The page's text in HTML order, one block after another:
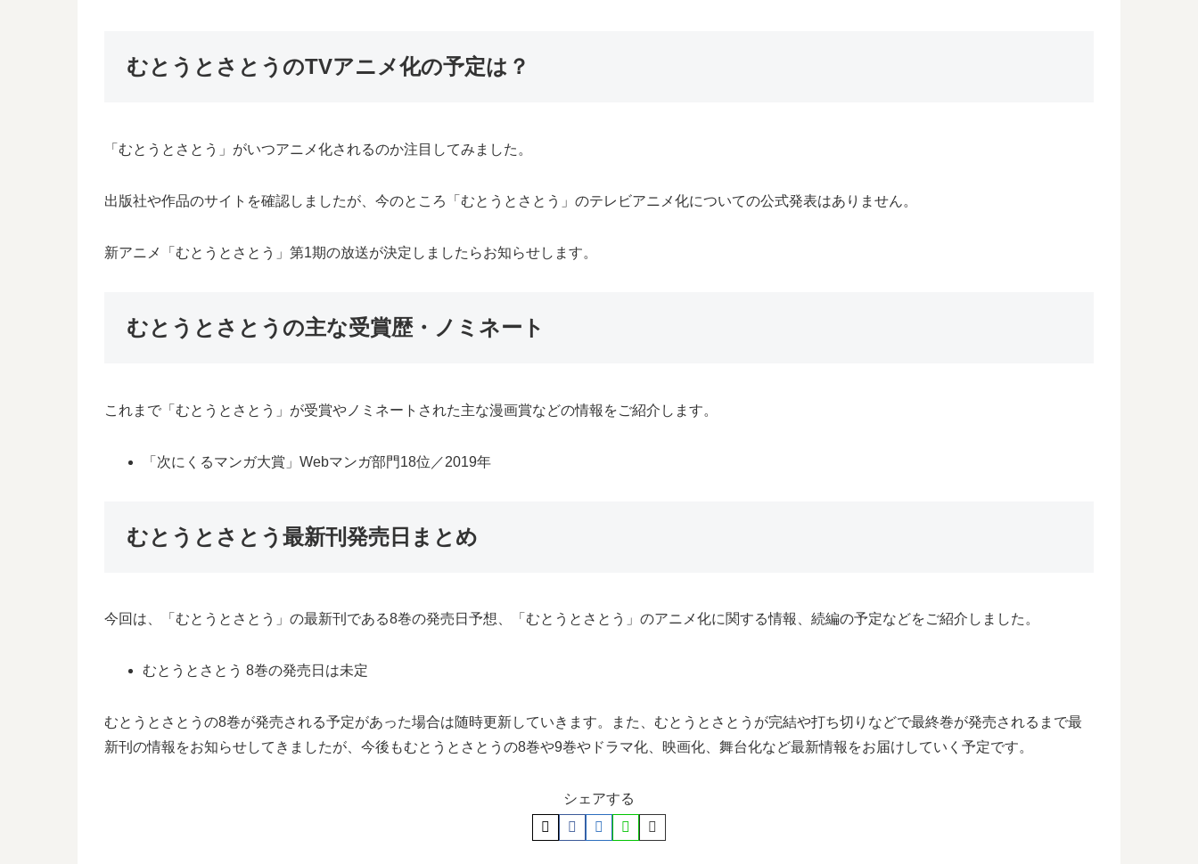
むとうとさとうのTVアニメ化の予定は？
「むとうとさとう」がいつアニメ化されるのか注目してみました。
出版社や作品のサイトを確認しましたが、今のところ「むとうとさとう」のテレビアニメ化についての公式発表はありません。
新アニメ「むとうとさとう」第1期の放送が決定しましたらお知らせします。
むとうとさとうの主な受賞歴・ノミネート
これまで「むとうとさとう」が受賞やノミネートされた主な漫画賞などの情報をご紹介します。
「次にくるマンガ大賞」Webマンガ部門18位／2019年
むとうとさとう最新刊発売日まとめ
今回は、「むとうとさとう」の最新刊である8巻の発売日予想、「むとうとさとう」のアニメ化に関する情報、続編の予定などをご紹介しました。
むとうとさとう 8巻の発売日は未定
むとうとさとうの8巻が発売される予定があった場合は随時更新していきます。また、むとうとさとうが完結や打ち切りなどで最終巻が発売されるまで最
新刊の情報をお知らせしてきましたが、今後もむとうとさとうの8巻や9巻やドラマ化、映画化、舞台化など最新情報をお届けしていく予定です。
シェアする